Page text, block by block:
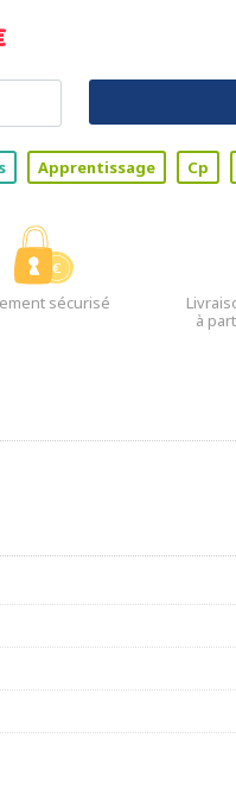
Apprentissage Cp
sécurisé
à